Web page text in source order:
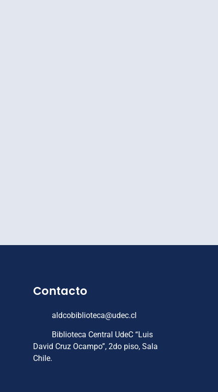
Contacto
aldcobiblioteca@udec.cl
Biblioteca Central UdeC “Luis
David Cruz Ocampo”, 2do piso, Sala
Chile.